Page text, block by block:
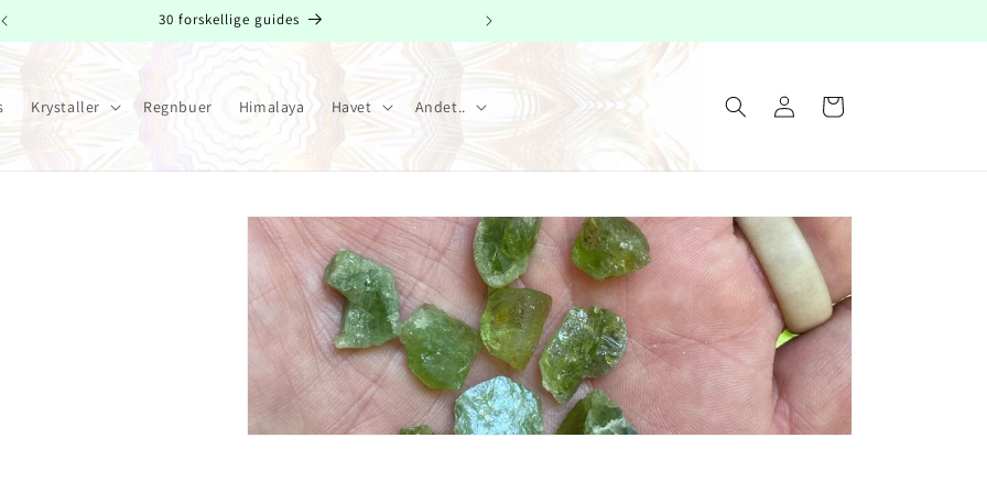
Helt nyt i shoppen
Krystaller Regnbuer Himalaya Havet Andet..
ind
Indkøbskurv